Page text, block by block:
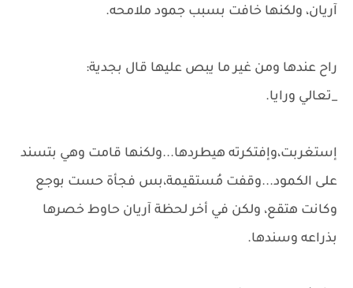
آريان، ولكنها خافت بسبب جمود ملامحه.
راح عندها ومن غير ما يبص عليها قال بجدية:
_تعالي ورايا.
إستغربت،وإفتكرته هيطردها...ولكنها قامت وهي بتسند
على الكمود...وقفت مُستقيمة،بس فجأة حست بوجع
وكانت هتقع، ولكن في أخر لحظة آريان حاوط خصرها
بذراعه وسندها.